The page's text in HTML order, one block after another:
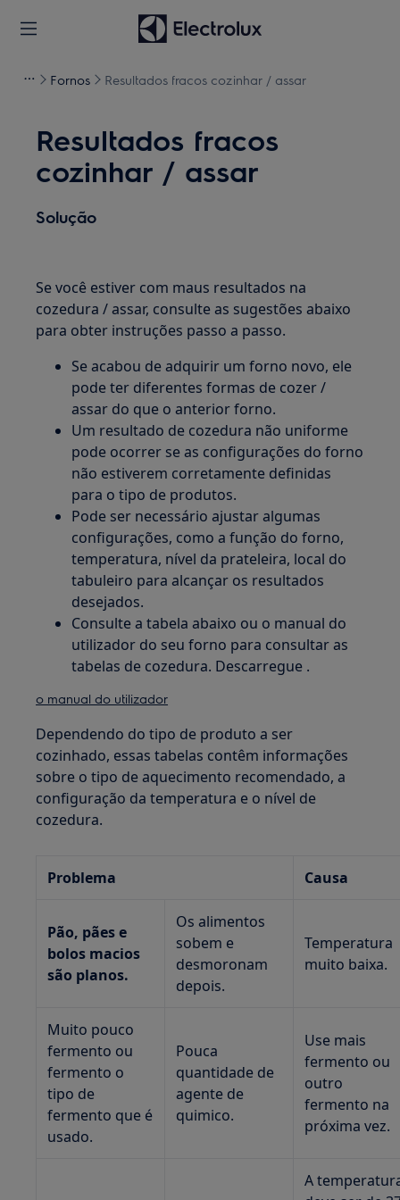
Fornos Resultados fracos cozinhar / assar
Resultados fracos
cozinhar / assar
Solução
Se você estiver com maus resultados na
cozedura / assar, consulte as sugestões abaixo
para obter instruções passo a passo.
Se acabou de adquirir um forno novo, ele
pode ter diferentes formas de cozer /
assar do que o anterior forno.
Um resultado de cozedura não uniforme
pode ocorrer se as configurações do forno
não estiverem corretamente definidas
para o tipo de produtos.
Pode ser necessário ajustar algumas
configurações, como a função do forno,
temperatura, nível da prateleira, local do
tabuleiro para alcançar os resultados
desejados.
Consulte a tabela abaixo ou o manual do
utilizador do seu forno para consultar as
tabelas de cozedura. Descarregue .
o manual do utilizador
Dependendo do tipo de produto a ser
cozinhado, essas tabelas contêm informações
sobre o tipo de aquecimento recomendado, a
configuração da temperatura e o nível de
cozedura.
Problema Causa
Pão, pães e
bolos macios
são planos.
Os alimentos
sobem e
desmoronam
depois.
Temperatura
muito baixa.
Muito pouco
fermento ou
fermento o
tipo de
fermento que é
usado.
Pouca
quantidade de
agente de
quimico.
Use mais
fermento ou
outro
fermento na
próxima vez.
A